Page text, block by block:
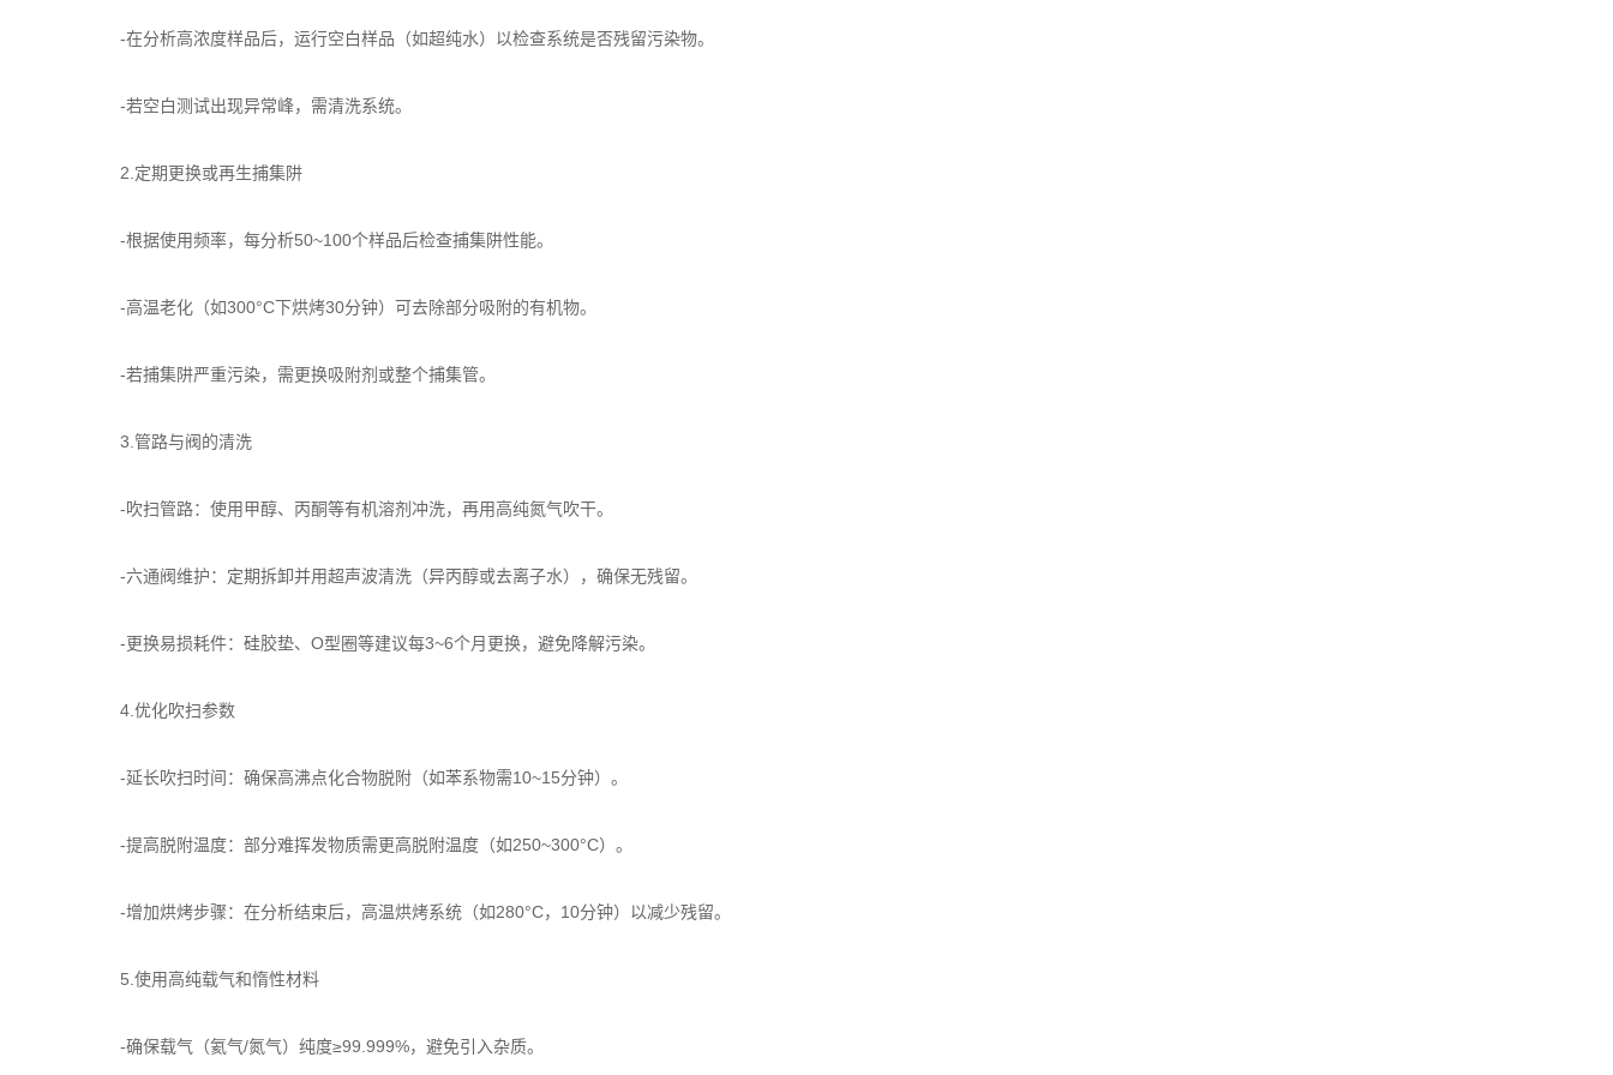
-在分析高浓度样品后，运行空白样品（如超纯水）以检查系统是否残留污染物。
-若空白测试出现异常峰，需清洗系统。
2.定期更换或再生捕集阱
-根据使用频率，每分析50~100个样品后检查捕集阱性能。
-高温老化（如300°C下烘烤30分钟）可去除部分吸附的有机物。
-若捕集阱严重污染，需更换吸附剂或整个捕集管。
3.管路与阀的清洗
-吹扫管路：使用甲醇、丙酮等有机溶剂冲洗，再用高纯氮气吹干。
-六通阀维护：定期拆卸并用超声波清洗（异丙醇或去离子水），确保无残留。
-更换易损耗件：硅胶垫、O型圈等建议每3~6个月更换，避免降解污染。
4.优化吹扫参数
-延长吹扫时间：确保高沸点化合物脱附（如苯系物需10~15分钟）。
-提高脱附温度：部分难挥发物质需更高脱附温度（如250~300°C）。
-增加烘烤步骤：在分析结束后，高温烘烤系统（如280°C，10分钟）以减少残留。
5.使用高纯载气和惰性材料
-确保载气（氦气/氮气）纯度≥99.999%，避免引入杂质。